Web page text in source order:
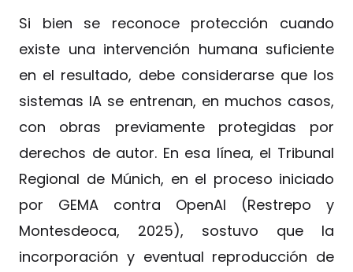
Si bien se reconoce protección cuando
existe una intervención humana suficiente
en el resultado, debe considerarse que los
sistemas IA se entrenan, en muchos casos,
con obras previamente protegidas por
derechos de autor. En esa línea, el Tribunal
Regional de Múnich, en el proceso iniciado
por GEMA contra OpenAI (Restrepo y
Montesdeoca, 2025), sostuvo que la
incorporación y eventual reproducción de